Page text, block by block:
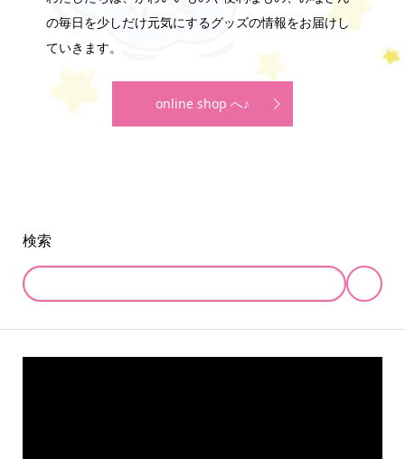
の毎日を少しだけ元気にするグッズの情報をお届けし
ていきます。
online shop へ♪
検索